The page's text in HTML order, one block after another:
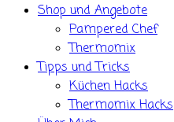
Shop und Angebote
Pampered Chef
Thermomix
Tipps und Tricks
Küchen Hacks
Thermomix Hacks